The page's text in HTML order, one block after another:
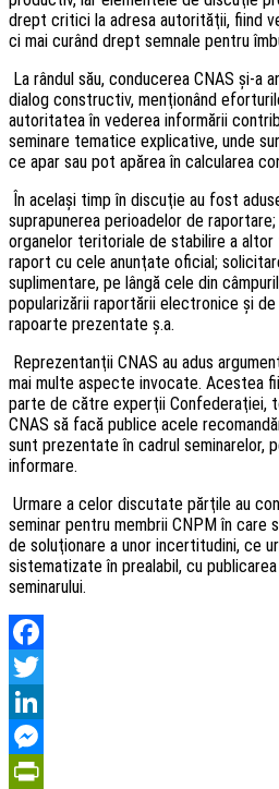
drept critici la adresa autorităţii, fiind
ci mai curând drept semnale pentru
La rândul său, conducerea CNAS şi-a
dialog constructiv, menţionând
autoritatea în vederea informării
seminare tematice explicative, unde
ce apar sau pot apărea în calcularea
În acelaşi timp în discuţie au fost
suprapunerea perioadelor de
organelor teritoriale de stabilire a
raport cu cele anunţate oficial;
suplimentare, pe lângă cele din
popularizării raportării electronice şi
rapoarte prezentate ş.a.
Reprezentanţii CNAS au adus
mai multe aspecte invocate. Acestea
parte de către experţii Confederaţiei,
CNAS să facă publice acele
sunt prezentate în cadrul seminarelor,
informare.
Urmare a celor discutate părţile au
seminar pentru membrii CNPM în
de soluţionare a unor incertitudini, ce
sistematizate în prealabil, cu
seminarului.
Facebook
Twitter
LinkedIn
Messenger